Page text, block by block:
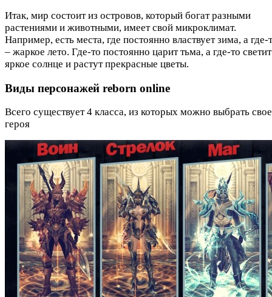
Итак, мир состоит из островов, который богат разными
растениями и животными, имеет свой микроклимат.
Например, есть места, где постоянно властвует зима, а где-
– жаркое лето. Где-то постоянно царит тьма, а где-то светит
яркое солнце и растут прекрасные цветы.
Виды персонажей reborn online
Всего существует 4 класса, из которых можно выбрать
героя